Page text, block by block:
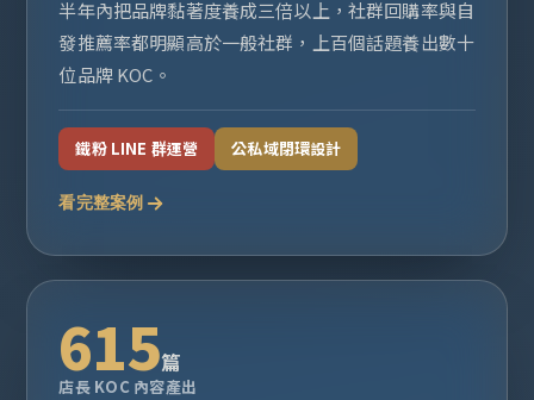
半年內把品牌黏著度養成三倍以上，社群回購率與自
發推薦率都明顯高於一般社群，上百個話題養出數十
位品牌 KOC。
鐵粉 LINE 群運營 公私域閉環設計
看完整案例
615篇
店長 KOC 內容產出